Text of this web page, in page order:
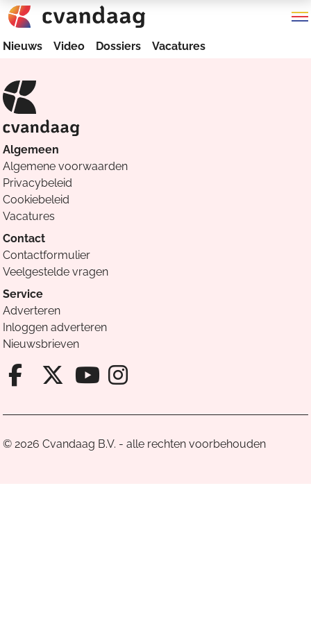
Nieuws Video Dossiers Vacatures
Algemeen
Algemene voorwaarden
Privacybeleid
Cookiebeleid
Vacatures
Contact
Contactformulier
Veelgestelde vragen
Service
Adverteren
Inloggen adverteren
Nieuwsbrieven
Facebook van Cvandaag
X van Cvandaag
Instagram van
© 2026 Cvandaag B.V. - alle rechten voorbehouden